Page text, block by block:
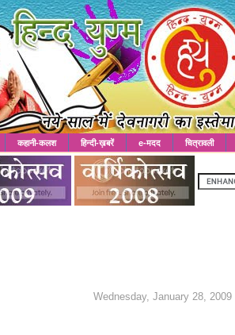
कहानी-कलश हिन्दी-ख़बरें e-मदद चित्रावली
Wednesday, January 28, 2009